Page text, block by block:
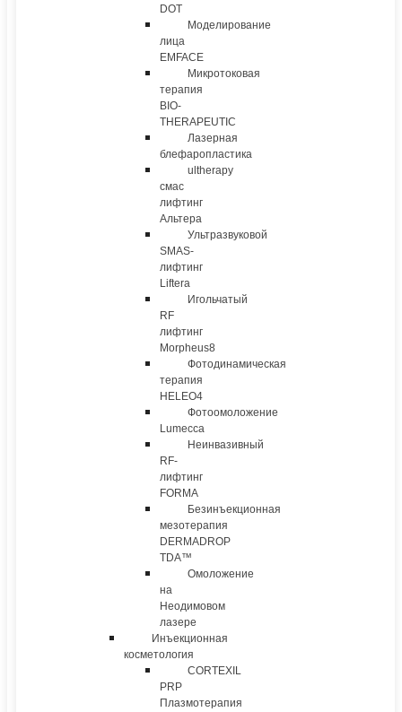
DOT
Моделирование
лица
EMFACE
Микротоковая
терапия
BIO-
THERAPEUTIC
Лазерная
блефаропластика
ultherapy
смас
лифтинг
Альтера
Ультразвуковой
SMAS-
лифтинг
Liftera
Игольчатый
RF
лифтинг
Morpheus8
Фотодинамическая
терапия
HELEO4
Фотоомоложение
Lumecca
Неинвазивный
RF-
лифтинг
FORMA
Безинъекционная
мезотерапия
DERMADROP
TDA™
Омоложение
на
Неодимовом
лазере
Инъекционная
косметология
CORTEXIL
PRP
Плазмотерапия